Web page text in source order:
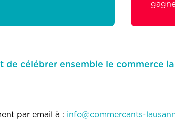
célébrer ensemble le commerce
par email à : info@commercants-